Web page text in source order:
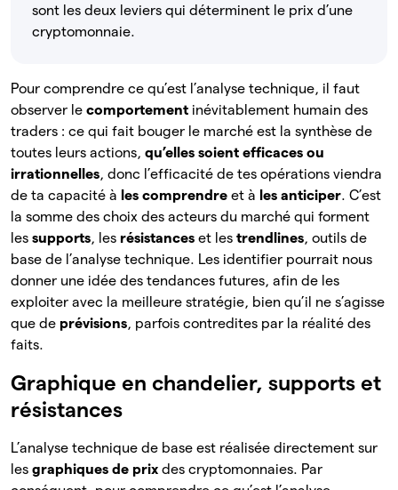
sont les deux leviers qui déterminent le prix d’une
cryptomonnaie.
Pour comprendre ce qu’est l’analyse technique, il faut
observer le comportement inévitablement humain des
traders : ce qui fait bouger le marché est la synthèse de
toutes leurs actions, qu’elles soient efficaces ou
irrationnelles, donc l’efficacité de tes opérations viendra
de ta capacité à les comprendre et à les anticiper. C’est
la somme des choix des acteurs du marché qui forment
les supports, les résistances et les trendlines, outils de
base de l’analyse technique. Les identifier pourrait nous
donner une idée des tendances futures, afin de les
exploiter avec la meilleure stratégie, bien qu’il ne s’agisse
que de prévisions, parfois contredites par la réalité des
faits.
Graphique en chandelier, supports et
résistances
L’analyse technique de base est réalisée directement sur
les graphiques de prix des cryptomonnaies. Par